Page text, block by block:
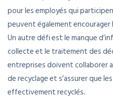
pour les employés qui
peuvent également
Un autre défi est le manque
collecte et le traitement des
entreprises doivent collaborer
de recyclage et s’assurer que
effectivement recyclés.